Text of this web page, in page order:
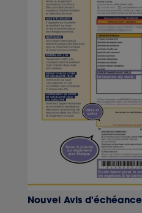
Nouvel Avis d'échéance